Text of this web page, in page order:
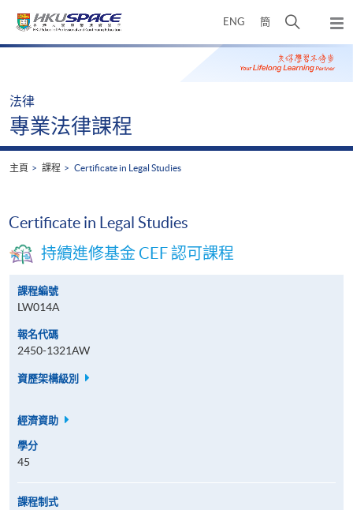
ENG 簡
開
搜
尋
彈
出
主
Main
法律
專業法律課程
主頁 課程 Certificate in Legal Studies
Certificate in Legal Studies
持續進修基金 CEF 認可課程
課程編號
LW014A
報名代碼
2450-1321AW
資歷架構級別
經濟資助
學分
45
課程制式